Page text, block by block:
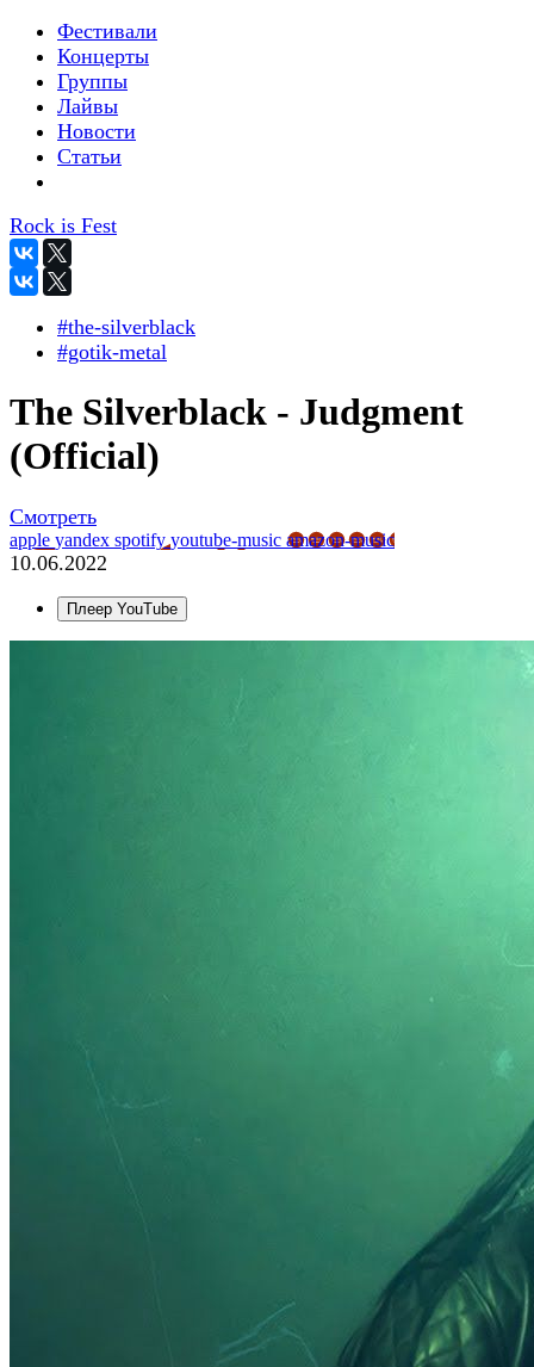
Фестивали
Концерты
Группы
Лайвы
Новости
Статьи
Rock is Fest
#the-silverblack
#gotik-metal
The Silverblack - Judgment
(Official)
Смотреть
apple yandex spotifyyoutube-music amazon-music
10.06.2022
Плеер YouTube